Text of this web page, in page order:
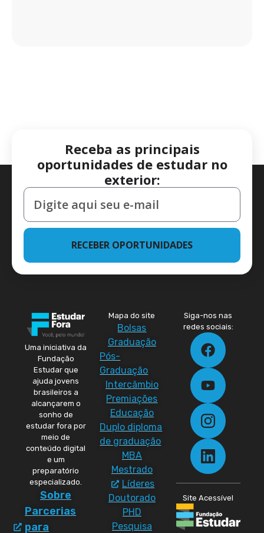
Receba as principais
oportunidades de estudar no
exterior:
RECEBER OPORTUNIDADES
Uma iniciativa da
Fundação
Estudar que
ajuda jovens
brasileiros a
alcançarem o
sonho de
estudar fora por
meio de
conteúdo digital
e um
preparatório
especializado.
Sobre
Parcerias
para
Mapa do site
Bolsas
Graduação
Pós-
Graduação
Intercâmbio
Premiações
Educação
Duplo diploma
de graduação
MBA
Mestrado
Líderes
Doutorado
PHD
Pesquisa
Siga-nos nas
redes sociais:
Site Acessível